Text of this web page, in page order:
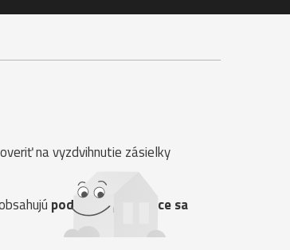
na vyzdvihnutie zásielky
podmienky týkajúce sa